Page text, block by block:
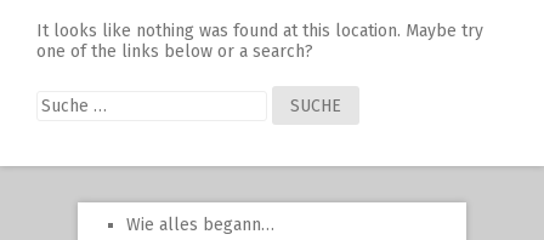
It looks like nothing was found at this location. Maybe try
one of the links below or a search?
Suche
nach:
Wie alles begann…